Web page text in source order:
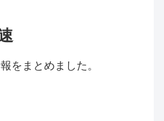
をまとめました。